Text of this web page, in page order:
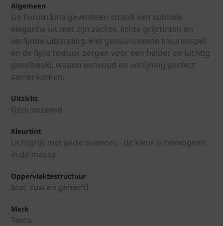
Algemeen
De Forum Lina gevelsteen straalt een subtiele
elegantie uit met zijn zachte, lichte grijstinten en
verfijnde uitstraling. Het genuanceerde kleurenspel
en de fijne textuur zorgen voor een helder en luchtig
gevelbeeld, waarin eenvoud en verfijning perfect
samenkomen.
Uitzicht
Genuanceerd
Kleurtint
Lichtgrijs met witte nuances - de kleur is homogeen
in de massa
Oppervlaktestructuur
Mat, ruw en generfd
Merk
Terca